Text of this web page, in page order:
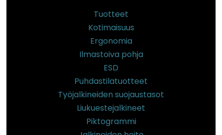
Tuotteet
Kotimaisuus
Ergonomia
Ilmastoiva pohja
ESD
Puhdastilatuotteet
Työjalkineiden suojaustasot
Liukuestejalkineet
Piktogrammi